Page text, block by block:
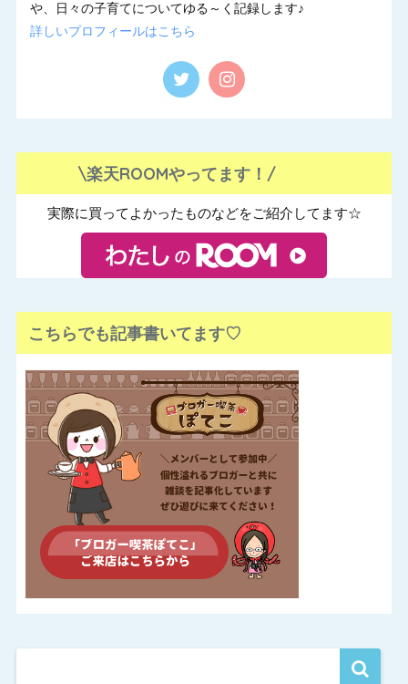
や、日々の子育てについてゆる～く記録します♪
詳しいプロフィールはこちら
\楽天ROOMやってます！/
実際に買ってよかったものなどをご紹介してます☆
こちらでも記事書いてます♡